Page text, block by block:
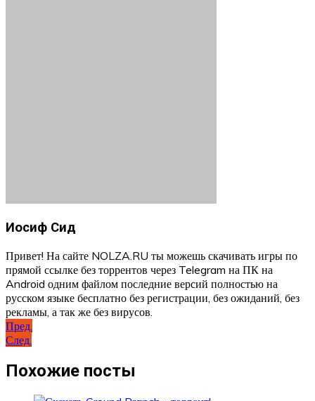
Иосиф Сид
Привет! На сайте NOLZA.RU ты можешь скачивать игры по
прямой ссылке без торрентов через Telegram на ПК на
Android одним файлом последние версий полностью на
русском языке бесплатно без регистрации, без ожиданий, без
рекламы, а так же без вирусов.
Навигация
по
записям
Пред.
След.
Похожие посты